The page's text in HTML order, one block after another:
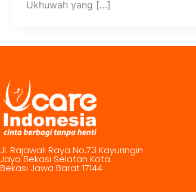
Ukhuwah yang […]
Jl. Rajawali Raya No.73 Kayuringin
Jaya Bekasi Selatan Kota
Bekasi Jawa Barat 17144